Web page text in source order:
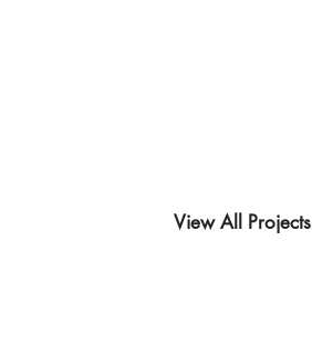
View All Projects